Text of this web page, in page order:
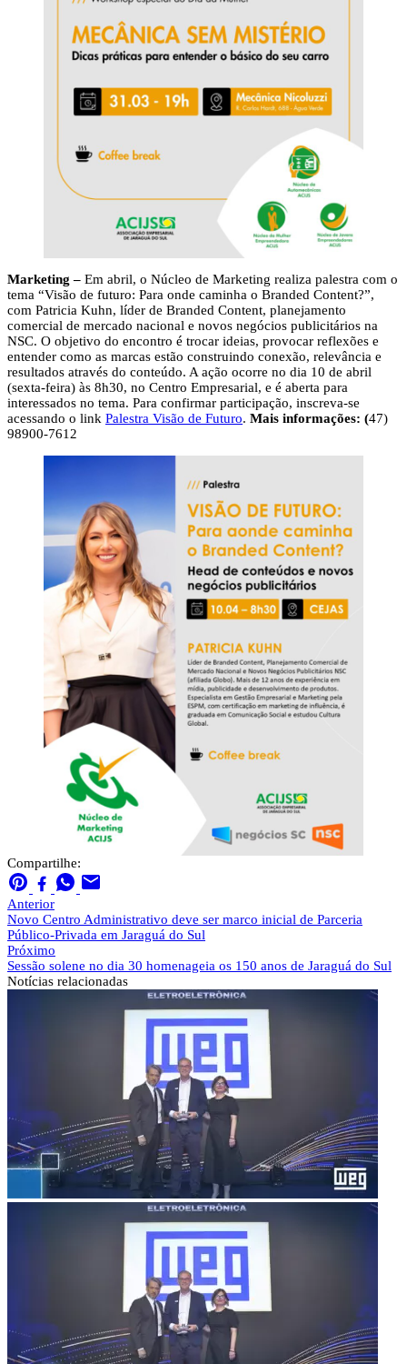
Marketing – Em abril, o Núcleo de Marketing realiza palestra com o
tema “Visão de futuro: Para onde caminha o Branded Content?”,
com Patricia Kuhn, líder de Branded Content, planejamento
comercial de mercado nacional e novos negócios publicitários na
NSC. O objetivo do encontro é trocar ideias, provocar reflexões e
entender como as marcas estão construindo conexão, relevância e
resultados através do conteúdo. A ação ocorre no dia 10 de abril
(sexta-feira) às 8h30, no Centro Empresarial, e é aberta para
interessados no tema. Para confirmar participação, inscreva-se
acessando o link Palestra Visão de Futuro. Mais informações: (47)
98900-7612
Compartilhe:
Anterior
Novo Centro Administrativo deve ser marco inicial de Parceria
Público-Privada em Jaraguá do Sul
Próximo
Sessão solene no dia 30 homenageia os 150 anos de Jaraguá do Sul
Notícias relacionadas